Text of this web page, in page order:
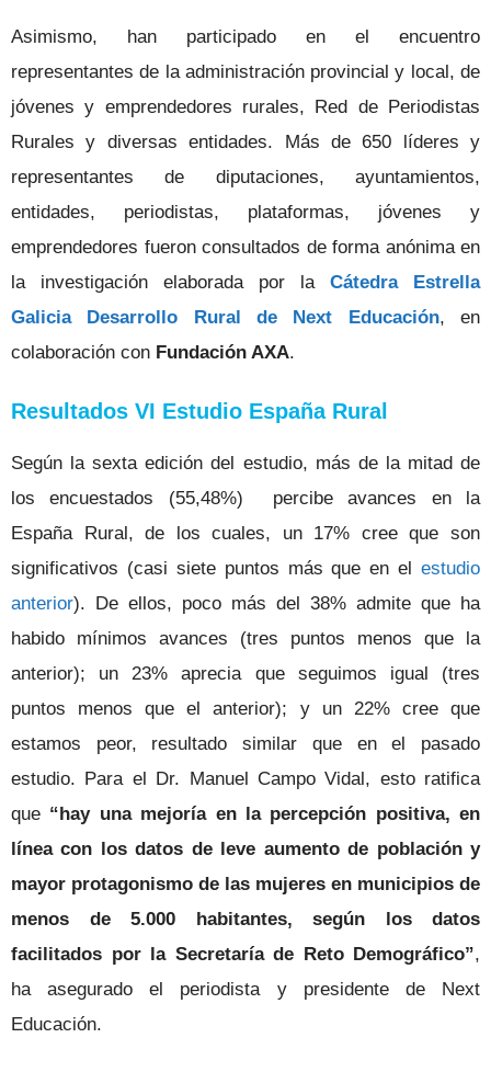
Asimismo, han participado en el encuentro
representantes de la administración provincial y local, de
jóvenes y emprendedores rurales, Red de Periodistas
Rurales y diversas entidades. Más de 650 líderes y
representantes de diputaciones, ayuntamientos,
entidades, periodistas, plataformas, jóvenes y
emprendedores fueron consultados de forma anónima en
la investigación elaborada por la Cátedra Estrella
Galicia Desarrollo Rural de Next Educación, en
colaboración con Fundación AXA.
Resultados VI Estudio España Rural
Según la sexta edición del estudio, más de la mitad de
los encuestados (55,48%) percibe avances en la
España Rural, de los cuales, un 17% cree que son
significativos (casi siete puntos más que en el estudio
anterior). De ellos, poco más del 38% admite que ha
habido mínimos avances (tres puntos menos que la
anterior); un 23% aprecia que seguimos igual (tres
puntos menos que el anterior); y un 22% cree que
estamos peor, resultado similar que en el pasado
estudio. Para el Dr. Manuel Campo Vidal, esto ratifica
que “hay una mejoría en la percepción positiva, en
línea con los datos de leve aumento de población y
mayor protagonismo de las mujeres en municipios de
menos de 5.000 habitantes, según los datos
facilitados por la Secretaría de Reto Demográfico”,
ha asegurado el periodista y presidente de Next
Educación.